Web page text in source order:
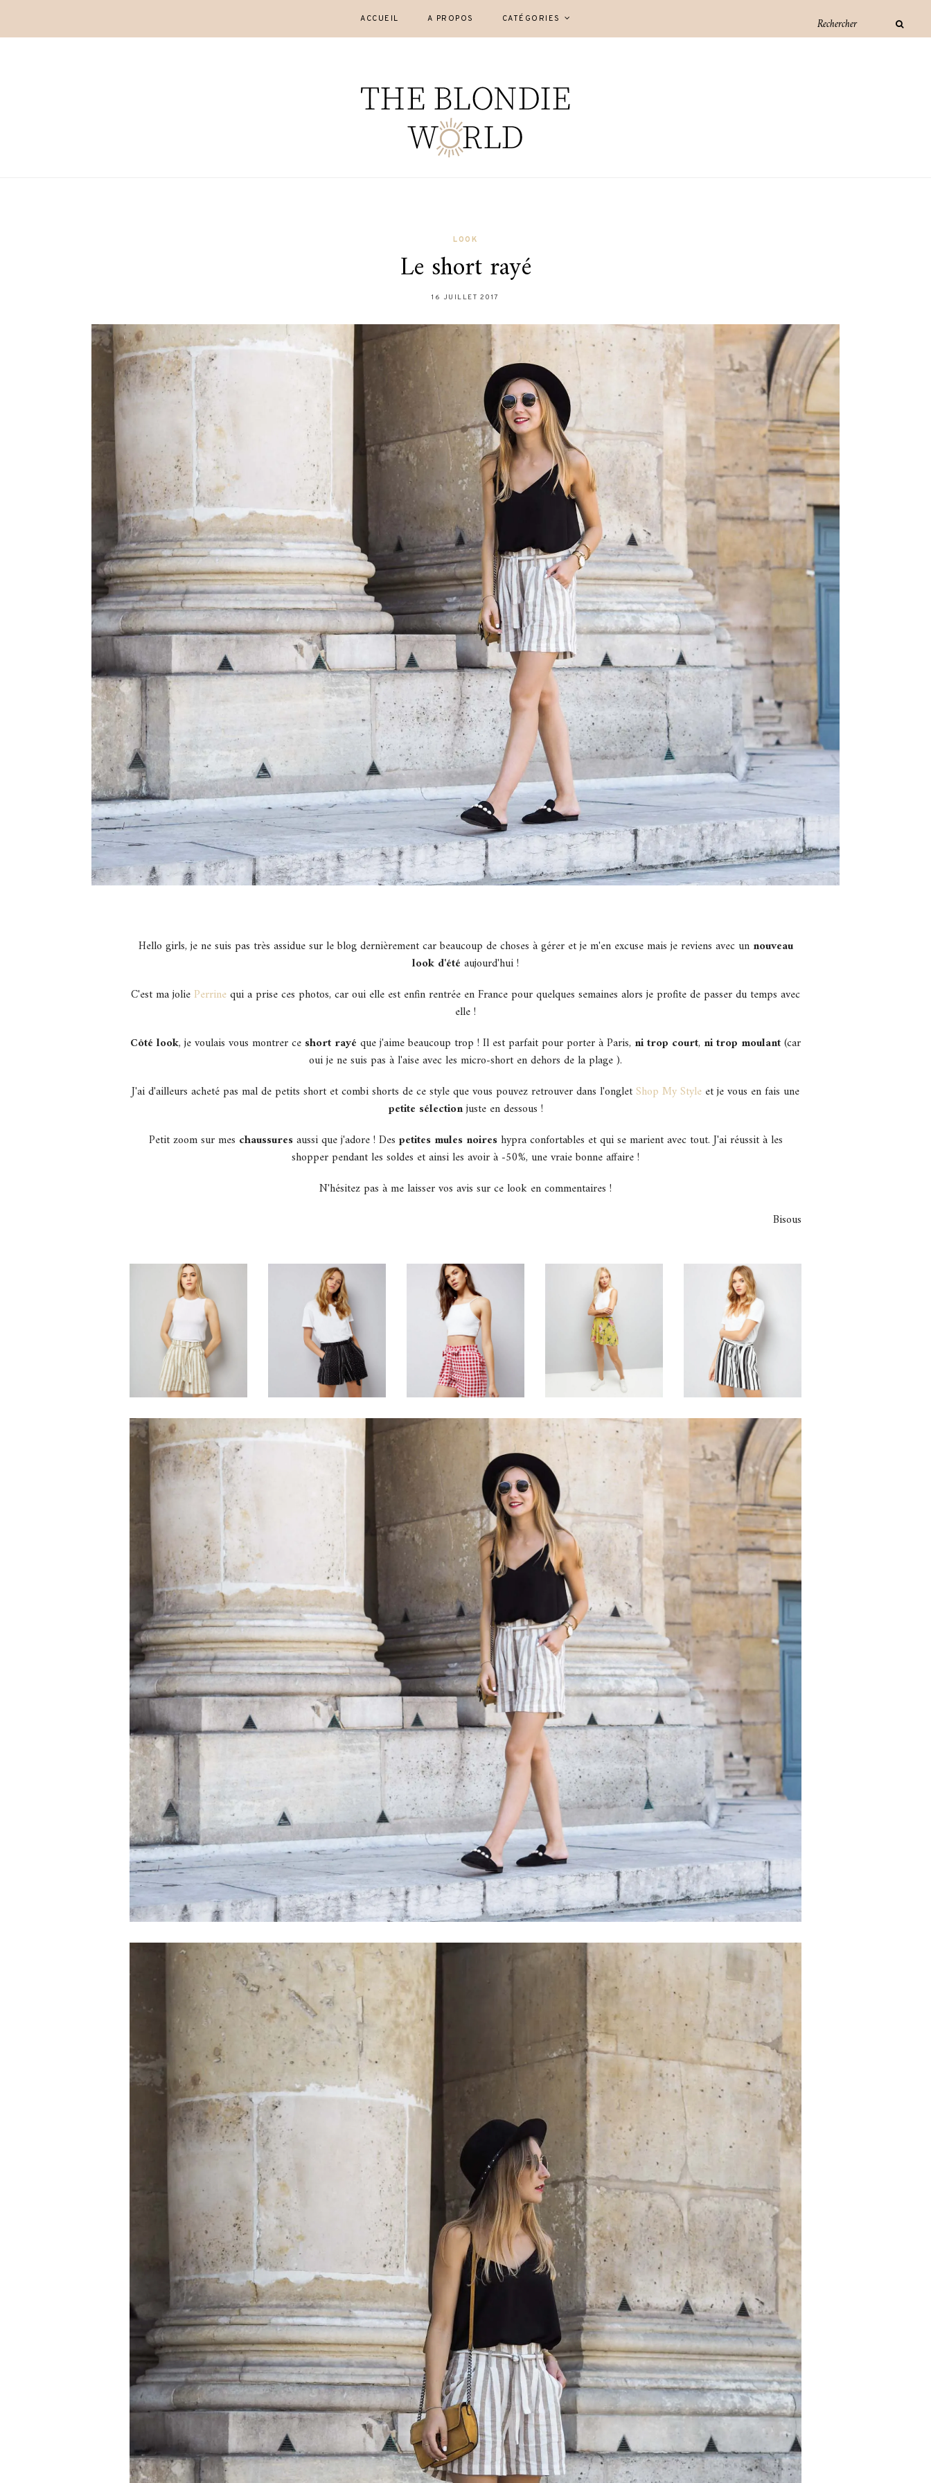
ACCUEIL A PROPOS CATÉGORIES
LOOK
Le short rayé
16 JUILLET 2017
Hello girls, je ne suis pas très assidue sur le blog dernièrement car beaucoup de choses à gérer et je m'en excuse mais je reviens avec un nouveau
look d'été aujourd'hui !
C'est ma jolie Perrinequi a prise ces photos, car oui elle est enfin rentrée en France pour quelques semaines alors je profite de passer du temps avec
elle !
Côté look, je voulais vous montrer ce short rayé que j'aime beaucoup trop ! Il est parfait pour porter à Paris, ni trop court, ni trop moulant(car
oui je ne suis pas à l'aise avec les micro-short en dehors de la plage ).
J'ai d'ailleurs acheté pas mal de petits short et combi shorts de ce style que vous pouvez retrouver dans l'ongletShop My Style et je vous en fais une
petite sélectionjuste en dessous !
Petit zoom sur mes chaussuresaussi que j'adore ! Des petites mules noireshypra confortables et qui se marient avec tout. J'ai réussit à les
shopper pendant les soldes et ainsi les avoir à -50%, une vraie bonne affaire !
N'hésitez pas à me laisser vos avis sur ce look en commentaires !
Bisous